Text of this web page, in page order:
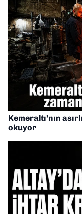
Kemeraltı’nın
okuyor